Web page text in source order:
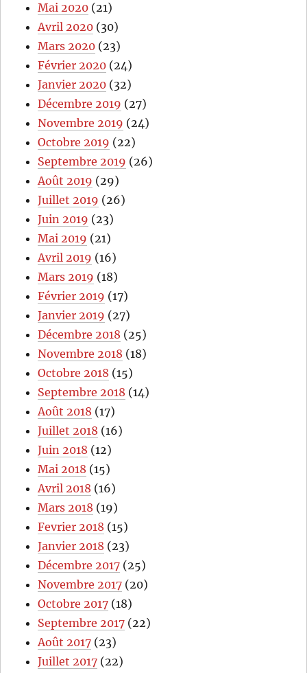
Mai 2020 (21)
Avril 2020 (30)
Mars 2020 (23)
Février 2020 (24)
Janvier 2020 (32)
Décembre 2019 (27)
Novembre 2019 (24)
Octobre 2019 (22)
Septembre 2019 (26)
Août 2019 (29)
Juillet 2019 (26)
Juin 2019 (23)
Mai 2019 (21)
Avril 2019 (16)
Mars 2019 (18)
Février 2019 (17)
Janvier 2019 (27)
Décembre 2018 (25)
Novembre 2018 (18)
Octobre 2018 (15)
Septembre 2018 (14)
Août 2018 (17)
Juillet 2018 (16)
Juin 2018 (12)
Mai 2018 (15)
Avril 2018 (16)
Mars 2018 (19)
Fevrier 2018 (15)
Janvier 2018 (23)
Décembre 2017 (25)
Novembre 2017 (20)
Octobre 2017 (18)
Septembre 2017 (22)
Août 2017 (23)
Juillet 2017 (22)